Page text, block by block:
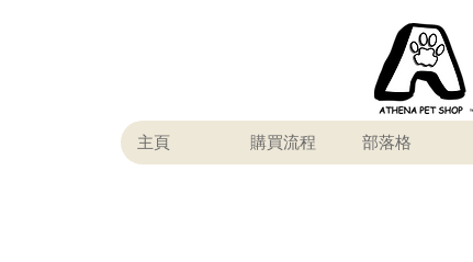
主頁 購買流程 部落格